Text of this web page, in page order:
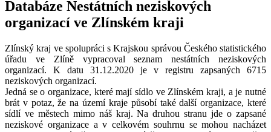
Databáze Nestátních neziskových
organizací ve Zlínském kraji
Zlínský kraj ve spolupráci s Krajskou správou Českého statistického
úřadu ve Zlíně vypracoval seznam nestátních neziskových
organizací. K datu 31.12.2020 je v registru zapsaných 6715
neziskových organizací.
Jedná se o organizace, které mají sídlo ve Zlínském kraji, a je nutné
brát v potaz, že na území kraje působí také další organizace, které
sídlí ve městech mimo náš kraj. Na druhou stranu jde o zapsané
neziskové organizace a v celkovém souhrnu se mohou nacházet